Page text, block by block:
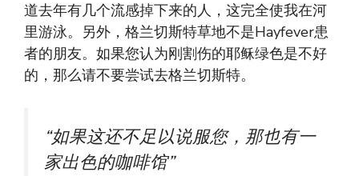
道去年有几个流感掉下来的人，这完全使我在河
里游泳。另外，格兰切斯特草地不是Hayfever患
者的朋友。如果您认为刚割伤的耶稣绿色是不好
的，那么请不要尝试去格兰切斯特。
“如果这还不足以说服您，那也有一
家出色的咖啡馆”